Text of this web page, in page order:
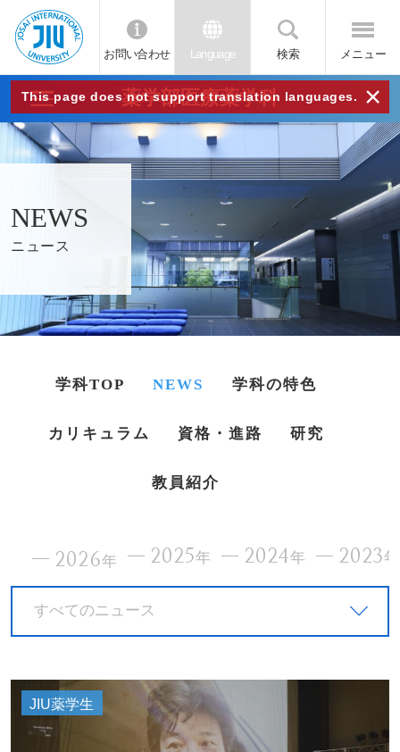
JIU
城西
大学
お問い合わせ Language 検索 メニュー
This page does not support translation languages. ×
薬学部医療薬学科
NEWS
ニュース
学科TOP NEWS 学科の特色
カリキュラム 資格・進路 研究
教員紹介
2026年 2025年 2024年 2023年
すべてのニュース
JIU薬学生